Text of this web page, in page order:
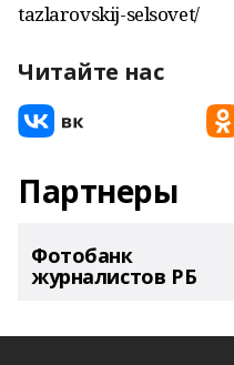
tazlarovskij-selsovet/
Читайте нас
Партнеры
Фотобанк
журналистов РБ